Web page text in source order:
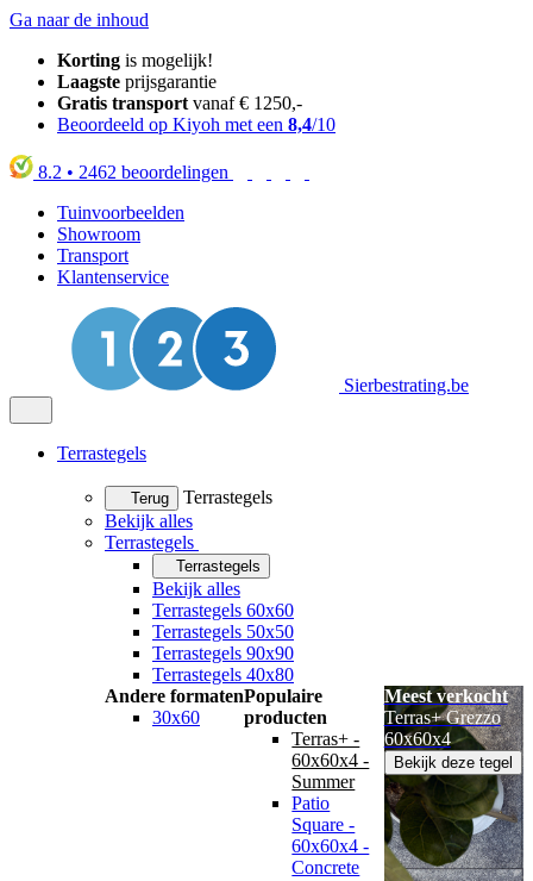
Ga naar de inhoud
Korting is mogelijk!
Laagste prijsgarantie
Gratis transport vanaf € 1250,-
Beoordeeld op Kiyoh met een 8,4/10
8.2 • 2462 beoordelingen
Tuinvoorbeelden
Showroom
Transport
Klantenservice
Sierbestrating.be
Terrastegels
Terug
Terrastegels
Bekijk alles
Terrastegels
Terrastegels
Bekijk alles
Terrastegels 60x60
Terrastegels 50x50
Terrastegels 90x90
Terrastegels 40x80
Andere formaten
30x60
Populaire
producten
Terras+ -
60x60x4 -
Summer
Patio
Square -
60x60x4 -
Concrete
Meest verkocht
Terras+ Grezzo
60x60x4
Bekijk deze tegel